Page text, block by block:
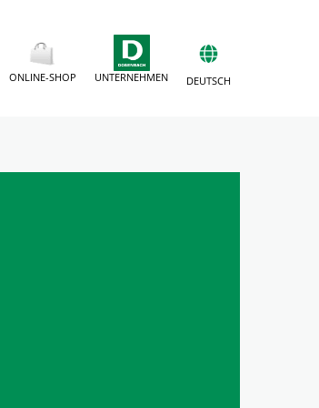
ONLINE-SHOP UNTERNEHMEN DEUTSCH